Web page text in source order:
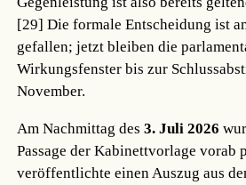
[29] Die formale Entscheidung ist
gefallen; jetzt bleiben die
Wirkungsfenster bis zur
November.
Am Nachmittag des3. Juli 2026
Passage der Kabinettvorlage
veröffentlichte einen Auszug aus